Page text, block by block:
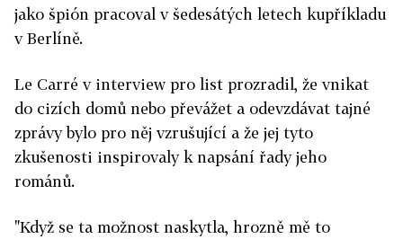
jako špión pracoval v šedesátých letech kupříkladu
v Berlíně.
Le Carré v interview pro list prozradil, že vnikat
do cizích domů nebo převážet a odevzdávat tajné
zprávy bylo pro něj vzrušující a že jej tyto
zkušenosti inspirovaly k napsání řady jeho
románů.
"Když se ta možnost naskytla, hrozně mě to